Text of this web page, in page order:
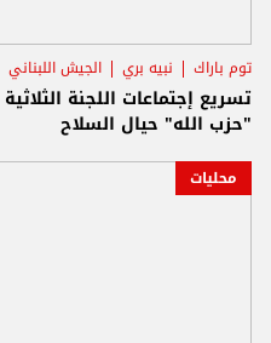
توم باراك نبيه بري الجيش اللبناني
تسريع إجتماعات اللجنة
"حزب الله" حيال السلاح
محليات